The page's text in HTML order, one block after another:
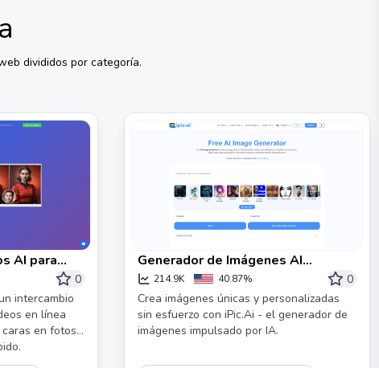
divididos por categoría.
AI para
sin
0
intercambio
en línea
en fotos
Generador de Imágenes AI
Gratuito Generador de Imágenes
Potenciado por AI para Imágenes
Únicas y Personalizadas
214.9K 40.87%
0
Crea imágenes únicas y personalizadas
sin esfuerzo con iPic.Ai - el generador de
imágenes impulsado por IA.